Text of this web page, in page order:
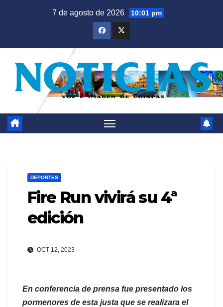
7 de agosto de 2026 10:01 pm
DEPORTES
Fire Run vivirá su 4ª
edición
OCT 12, 2023
En conferencia de prensa fue presentado los
pormenores de esta justa que se realizara el